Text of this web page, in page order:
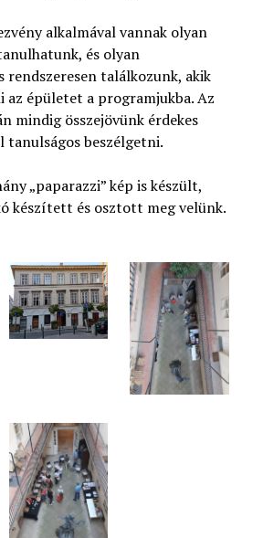
alkalmával vannak olyan
és olyan
rendszeresen találkozunk, akik
az épületet a programjukba. Az
mindig összejövünk érdekes
tanulságos beszélgetni.
„paparazzi” kép is készült,
készített és osztott meg velünk.